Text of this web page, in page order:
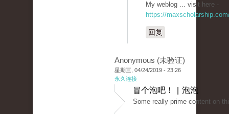
My weblog ... visit here -
https://
回复
Anonymous (未验证)
星期三, 04/24/2019 - 23:26
永久连接
冒个泡吧！ | 泡泡
Some really prime content on